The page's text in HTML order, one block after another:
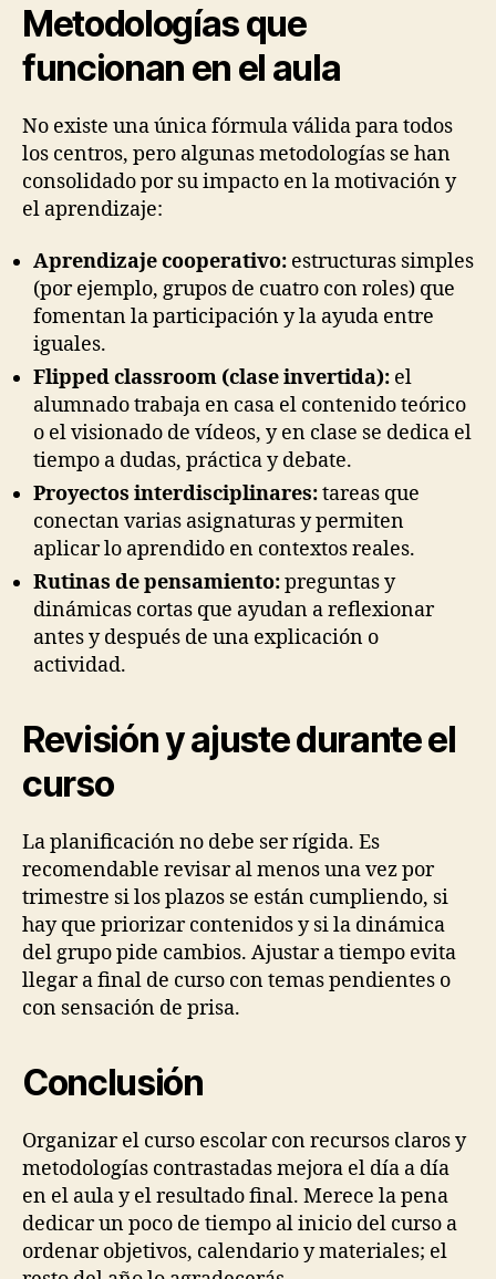
Metodologías que
funcionan en el aula
No existe una única fórmula válida para todos
los centros, pero algunas metodologías se han
consolidado por su impacto en la motivación y
el aprendizaje:
Aprendizaje cooperativo: estructuras simples
(por ejemplo, grupos de cuatro con roles) que
fomentan la participación y la ayuda entre
iguales.
Flipped classroom (clase invertida): el
alumnado trabaja en casa el contenido teórico
o el visionado de vídeos, y en clase se dedica el
tiempo a dudas, práctica y debate.
Proyectos interdisciplinares:tareas que
conectan varias asignaturas y permiten
aplicar lo aprendido en contextos reales.
Rutinas de pensamiento:preguntas y
dinámicas cortas que ayudan a reflexionar
antes y después de una explicación o
actividad.
Revisión y ajuste durante el
curso
La planificación no debe ser rígida. Es
recomendable revisar al menos una vez por
trimestre si los plazos se están cumpliendo, si
hay que priorizar contenidos y si la dinámica
del grupo pide cambios. Ajustar a tiempo evita
llegar a final de curso con temas pendientes o
con sensación de prisa.
Conclusión
Organizar el curso escolar con recursos claros y
metodologías contrastadas mejora el día a día
en el aula y el resultado final. Merece la pena
dedicar un poco de tiempo al inicio del curso a
ordenar objetivos, calendario y materiales; el